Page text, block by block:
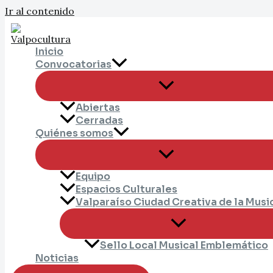
Ir al contenido
Inicio
Convocatorias
Abiertas
Cerradas
Quiénes somos
Equipo
Espacios Culturales
Valparaíso Ciudad Creativa de la
Sello Local Musical Emblemático
Noticias